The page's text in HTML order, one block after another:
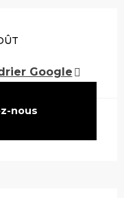
Google
nous